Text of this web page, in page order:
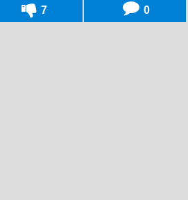
7 0